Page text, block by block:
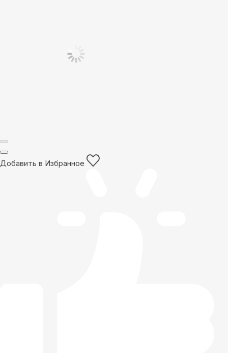
Добавить в Избранное